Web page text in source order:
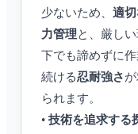
少ないため、 適
力管理と、厳し
下でも諦めずに
続ける忍耐強さ
られます。
• 技術を追求する